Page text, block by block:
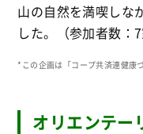
山の自然を満喫しな
した。（参加者数：7
*この企画は「コープ共済連健康
オリエンテー